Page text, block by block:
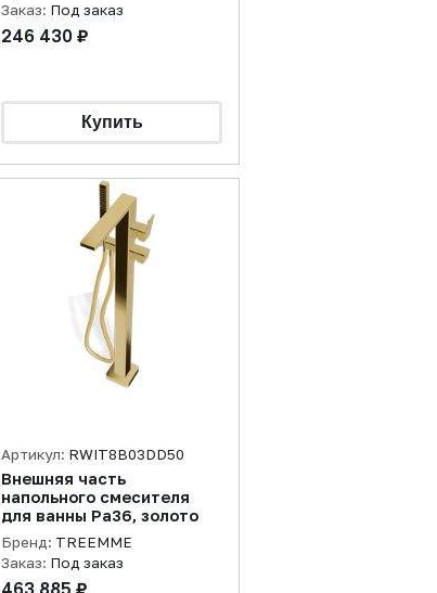
Заказ: Под заказ
246 430 ₽
Артикул: RWIT8B03DD50
Внешняя часть
напольного смесителя
для ванны Pa36, золото
Бренд: TREEMME
Заказ: Под заказ
463 885 ₽